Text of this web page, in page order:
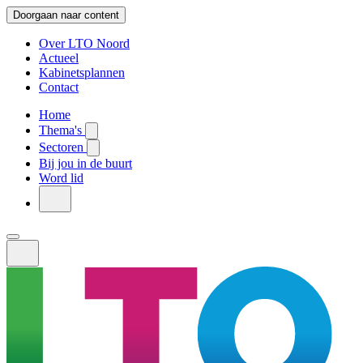
Doorgaan naar content
Over LTO Noord
Actueel
Kabinetsplannen
Contact
Home
Thema's
Sectoren
Bij jou in de buurt
Word lid